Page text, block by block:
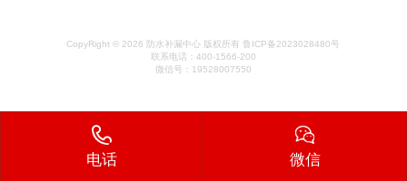
CopyRight © 2026 防水补漏中心 版权所有 鲁ICP备2023028480号
联系电话：400-1566-200
微信号：19528007550
电话 微信